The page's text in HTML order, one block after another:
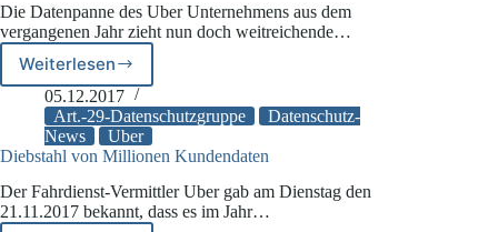
Die Datenpanne des Uber Unternehmens aus dem
vergangenen Jahr zieht nun doch weitreichende…
WeiterlesenDatenschützer
nehmen
Uber
unter
die
05.12.2017
Art.-29-Datenschutzgruppe
Datenschutz-
News
Uber
Diebstahl von Millionen Kundendaten
Der Fahrdienst-Vermittler Uber gab am Dienstag den
21.11.2017 bekannt, dass es im Jahr…